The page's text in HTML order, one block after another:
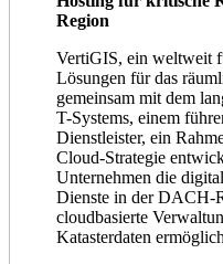
Region
VertiGIS, ein weltweit
Lösungen für das
gemeinsam mit dem
T-Systems, einem
Dienstleister, ein
Cloud-Strategie
Unternehmen die
Dienste in der DACH-
cloudbasierte
Katasterdaten